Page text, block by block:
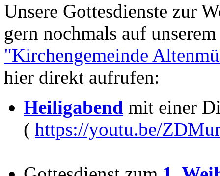
Unsere Gottesdienste zur
gern nochmals auf
"Kirchengemeinde
hier direkt aufrufen:
Heiligabend mit einer
( https://youtu.be/